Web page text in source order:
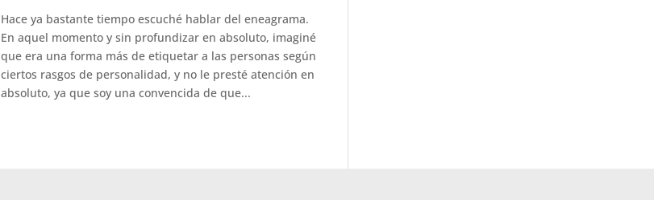
Hace ya bastante tiempo escuché hablar del eneagrama.
En aquel momento y sin profundizar en absoluto, imaginé
que era una forma más de etiquetar a las personas según
ciertos rasgos de personalidad, y no le presté atención en
absoluto, ya que soy una convencida de que...